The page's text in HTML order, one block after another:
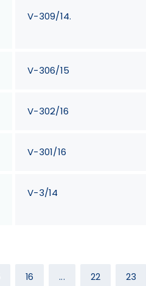
V-309/14.
V-306/15
V-302/16
V-301/16
V-3/14
16 ... 22 23